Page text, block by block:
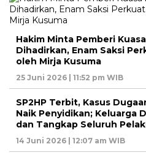
Hakim Minta Pemberi
Dihadirkan, Enam Saksi
oleh Mirja Kusuma
25 Juni 2026 | 11:52 pm WIB
SP2HP Terbit, Kasus
Naik Penyidikan; Keluarga
dan Tangkap Seluruh
14 Juni 2026 | 12:07 am WIB